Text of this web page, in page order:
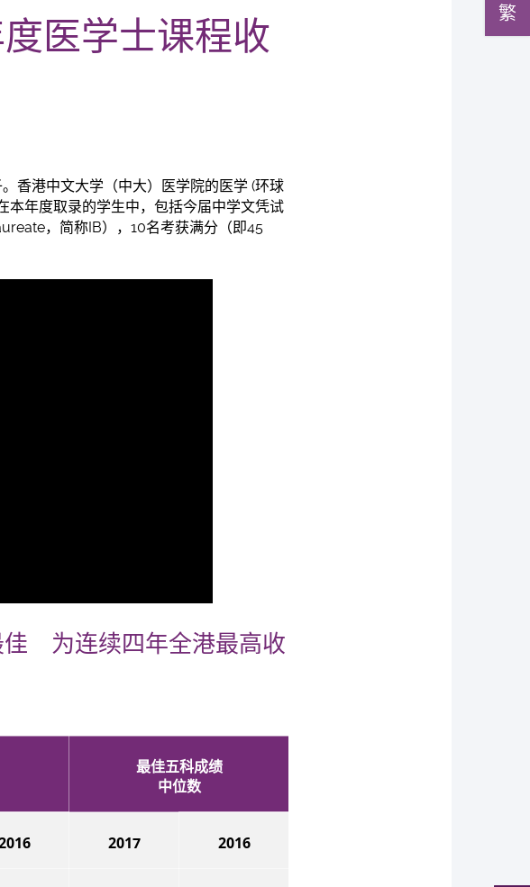
繁
医学士课程收
香港中文大学（中大）医学院的医学 (环球
本年度取录的学生中，包括今届中学文凭试
，简称IB），10名考获满分（即45
佳 为连续四年全港最高收
最佳五科成绩
中位数
2017 2016